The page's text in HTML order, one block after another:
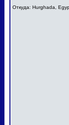
Откуда: Hurghada,